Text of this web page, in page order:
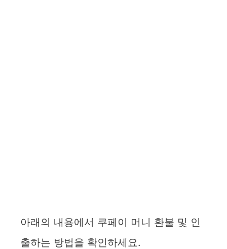
아래의 내용에서 쿠페이 머니 환불 및 인
출하는 방법을 확인하세요.